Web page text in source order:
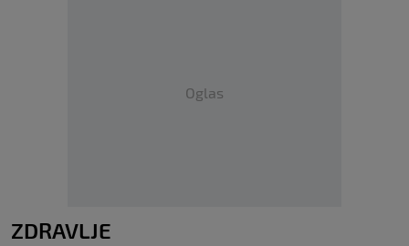
Oglas
ZDRAVLJE